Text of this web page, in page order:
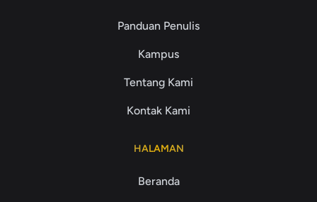
Panduan Penulis
Kampus
Tentang Kami
Kontak Kami
HALAMAN
Beranda